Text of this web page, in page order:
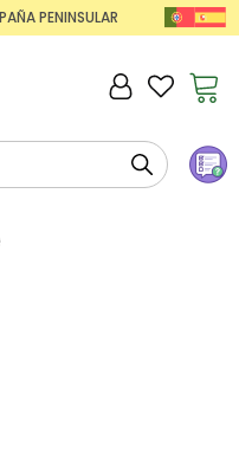
PENINSULAR